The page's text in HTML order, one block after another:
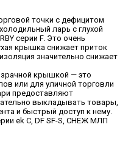
точки с дефицитом
ларь с глухой
серии F. Это очень
крышка снижает приток
значительно снижает
крышкой — это
или для уличной торговли
предоставляют
выкладывать товары,
и быстрый доступ к нему.
ek С, DF SF-S, СНЕЖ МЛП